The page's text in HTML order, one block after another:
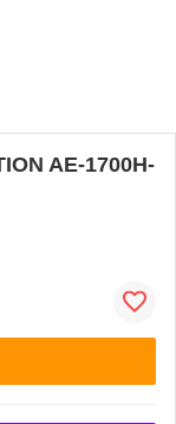
AE-1700H-